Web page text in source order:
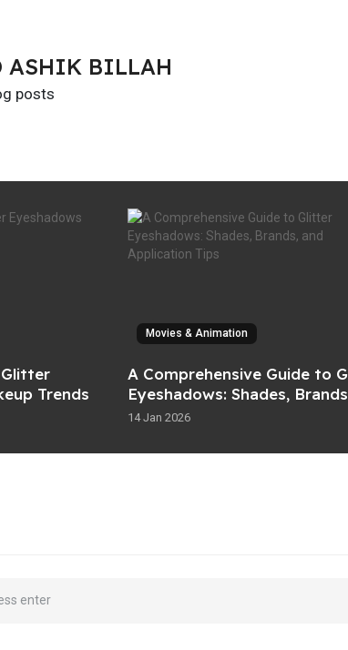
ASHIK BILLAH
posts
Trends
Movies & Animation
A Comprehensive Guide to
Eyeshadows: Shades, Brands,
Application Tips
14 Jan 2026